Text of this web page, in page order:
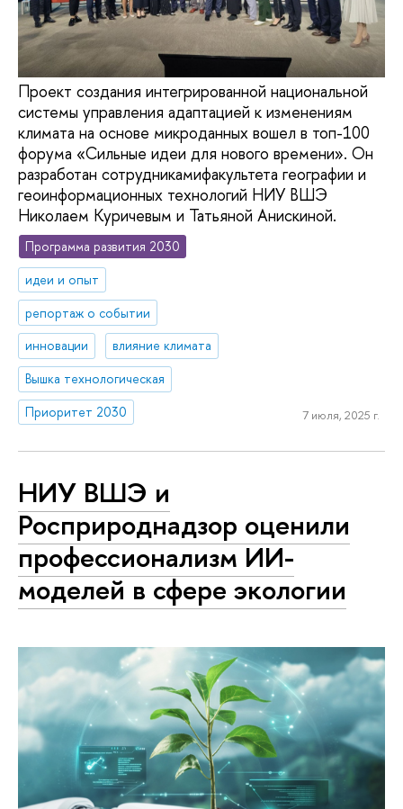
Проект создания интегрированной национальной
системы управления адаптацией к изменениям
климата на основе микроданных вошел в топ-100
форума «Сильные идеи для нового времени». Он
разработан сотрудникамифакультета географии и
геоинформационных технологий НИУ ВШЭ
Николаем Куричевым и Татьяной Анискиной.
Программа развития 2030
идеи и опыт
репортаж о событии
инновации
влияние климата
Вышка технологическая
Приоритет 2030
7 июля, 2025 г.
НИУ ВШЭ и
Росприроднадзор оценили
профессионализм ИИ-
моделей в сфере экологии